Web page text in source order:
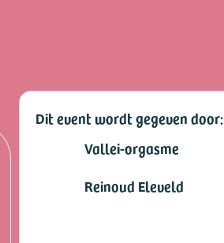
Dit event wordt gegeven door:
Vallei-orgasme
Reinoud Eleveld